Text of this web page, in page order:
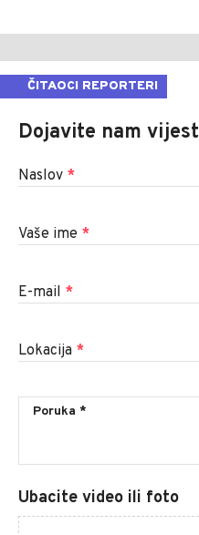
ČITAOCI REPORTERI
Dojavite nam vijest
Naslov *
Vaše ime *
E-mail *
Lokacija *
Ubacite video ili foto